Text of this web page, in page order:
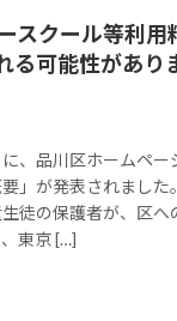
スクール等利
る可能性があり
、品川区ホームペ
」が発表されまし
徒の保護者が、区
東京 […]